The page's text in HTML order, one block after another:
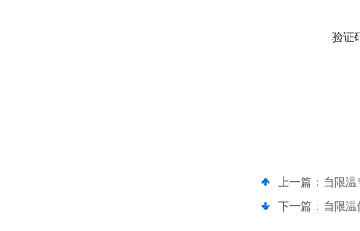
验证
上一篇： 自限
下一篇： 自限